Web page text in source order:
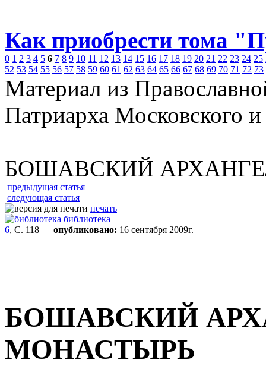
Как приобрести тома
0 1 2 3 4 5 6 7 8 9 10 11 12 13 14 15 16 17 18 19 20 21 22 23 24 25
52 53 54 55 56 57 58 59 60 61 62 63 64 65 66 67 68 69 70 71 72 73
Материал из
Патриарха Московского
БОШАВСКИЙ
предыдущая статья
следующая статья
печать
библиотека
6, С. 118 опубликовано: 16 сентября 2009г.
БОШАВСКИЙ
МОНАСТЫРЬ